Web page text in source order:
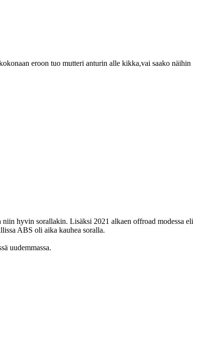
eroon tuo mutteri anturin alle kikka,vai saako näihin
hyvin sorallakin. Lisäksi 2021 alkaen offroad modessa eli
ABS oli aika kauhea soralla.
uudemmassa.